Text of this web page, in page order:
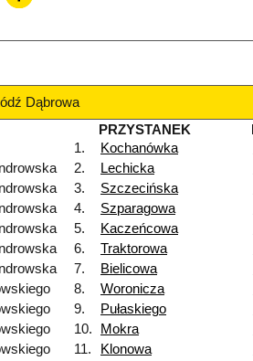
Dąbrowa
PRZYSTANEK
1.
Kochanówka
2. Lechicka
3. Szczecińska
4. Szparagowa
5. Kaczeńcowa
6. Traktorowa
7. Bielicowa
8. Woronicza
9. Pułaskiego
10. Mokra
11. Klonowa